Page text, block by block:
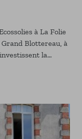
à La Folie
Blottereau, à
la
dédié au végétal.